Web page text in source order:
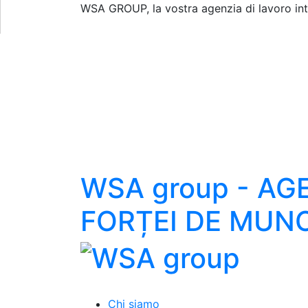
WSA GROUP, la vostra agenzia di lavoro
WSA group -
FORȚEI DE
Chi siamo